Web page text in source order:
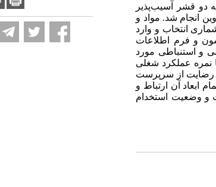
دو قشر آسیب‌پذیر
انجام شد. مواد و
به روش سرشماری انتخاب و وارد
و فرم اطلاعات
و استنباطی مورد
شغلی با نمره عملکرد شغلی
رضایت در بعد رضایت از سرپرست
شغلی با تمام ابعاد آن ارتباط و
و وضعیت استخدام